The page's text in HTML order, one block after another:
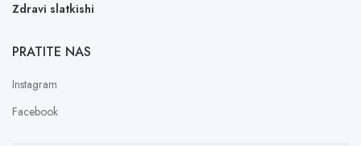
Zdravi slatkishi
PRATITE NAS
Instagram
Facebook